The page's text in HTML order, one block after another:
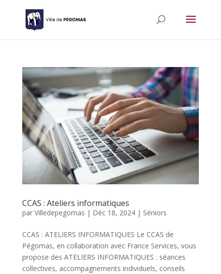
CCAS : Ateliers informatiques
par Villedepegomas | Déc 18, 2024| Séniors
CCAS : ATELIERS INFORMATIQUES Le CCAS de
Pégomas, en collaboration avec France Services, vous
propose des ATELIERS INFORMATIQUES : séances
collectives, accompagnements individuels, conseils